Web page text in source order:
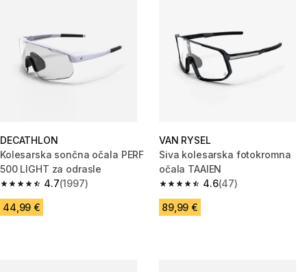
DECATHLON
Kolesarska sončna očala PERF
500 LIGHT za odrasle
4.7
4.7 od 5 zvezdic from 1997 ocene
(1997)
44,99 €
VAN RYSEL
Siva kolesarska fotokromna
očala TAAIEN
4.6
4.6 od 5 zvezdic from 47
(47)
89,99 €